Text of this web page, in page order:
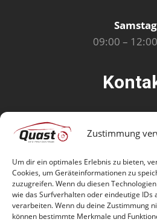
Zustimmung
Um dir ein optimales Erlebnis zu bieten,
Cookies, um Geräteinformationen zu
zuzugreifen. Wenn du diesen
wie das Surfverhalten oder eindeutige IDs
verarbeiten. Wenn du deine Zustimmung
können bestimmte Merkmale und
Samstag
09:00 –
Herdecker
58089
Telefon:
0 23 31 – 84
E-Mail: